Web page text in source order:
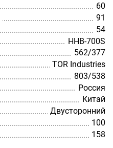
60
91
54
HHB-700S
562/377
TOR Industries
803/538
Россия
Китай
Двусторонний
100
158